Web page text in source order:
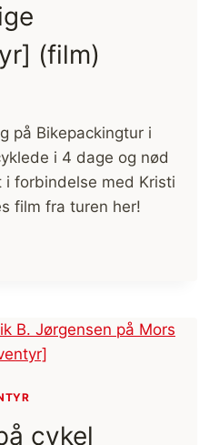
(film)
på Bikepackingtur i
i 4 dage og nød
forbindelse med Kristi
film fra turen her!
cykel